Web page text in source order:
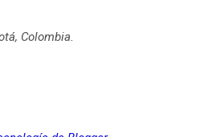
Colombia.